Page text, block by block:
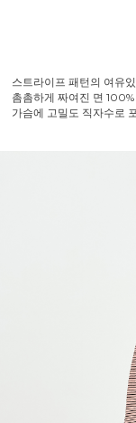
스트라이프 패턴의 여유
촘촘하게 짜여진 면
가슴에 고밀도 직자수로